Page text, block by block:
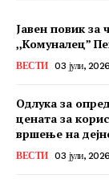
Јавен повик за
,,Комуналец”
ВЕСТИ 03 јули, 2026
Одлука за
цената за
вршење на
ВЕСТИ 03 јули, 2026